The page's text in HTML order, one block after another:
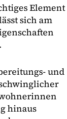
Element
sich am
und
hinaus